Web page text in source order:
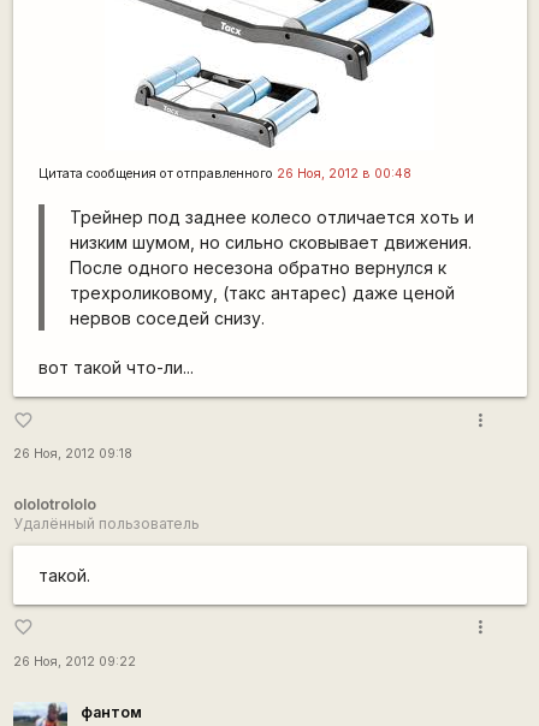
Цитата сообщения от отправленного 26 Ноя, 2012 в 00:48
Трейнер под заднее колесо отличается хоть и
низким шумом, но сильно сковывает движения.
После одного несезона обратно вернулся к
трехроликовому, (такс антарес) даже ценой
нервов соседей снизу.
вот такой что-ли...
favorite_border
26 Ноя, 2012 09:18
more_vert
ololotrololo
Удалённый пользователь
такой.
favorite_border
26 Ноя, 2012 09:22
more_vert
фантом